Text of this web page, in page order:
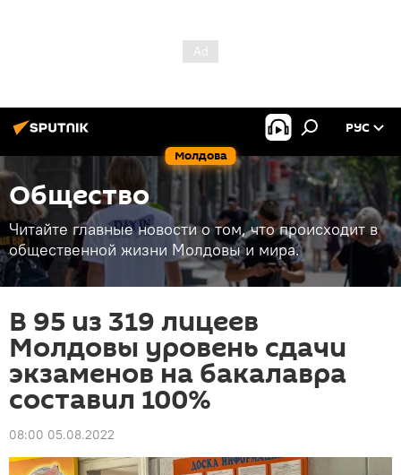
Молдова
РУС
Общество
Читайте главные новости о том, что происходит в
общественной жизни Молдовы и мира.
В 95 из 319 лицеев
Молдовы уровень сдачи
экзаменов на бакалавра
составил 100%
08:00 05.08.2022